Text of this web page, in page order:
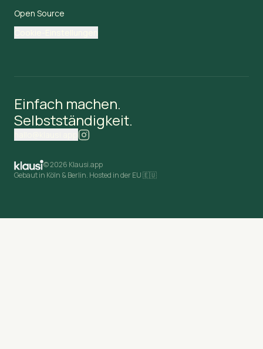
Open Source
Einfach machen.
Selbstständigkeit.
©2026 Klausi.app
Gebaut in Köln & Berlin. Hosted in der EU 🇪🇺